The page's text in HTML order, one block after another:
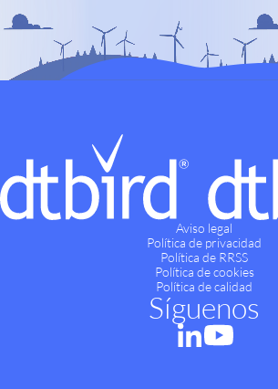
Aviso legal
Política de privacidad
Política de RRSS
Política de cookies
Política de calidad
Síguenos